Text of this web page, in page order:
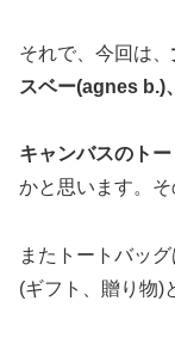
それで、今回は、
スベー(agnes b.)
キャンバスのト
かと思います。そ
またトートバッ
(ギフト、贈り物)